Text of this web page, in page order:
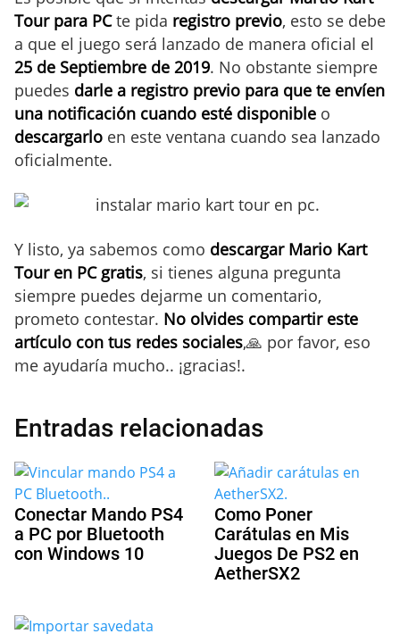
Tour para PCte pida registro previo, esto se debe
a que el juego será lanzado de manera oficial el
25 de Septiembre de 2019. No obstante siempre
puedes darle a registro previo para que te envíen
una notificación cuando esté disponible o
descargarlo en este ventana cuando sea lanzado
oficialmente.
Y listo, ya sabemos como descargar Mario Kart
Tour en PC gratis, si tienes alguna pregunta
siempre puedes dejarme un comentario,
prometo contestar. No olvides compartir este
artículo con tus redes sociales,🙏 por favor, eso
me ayudaría mucho.. ¡gracias!.
Entradas relacionadas
Conectar Mando PS4
a PC por Bluetooth
con Windows 10
Como Poner
Carátulas en Mis
Juegos De PS2 en
AetherSX2